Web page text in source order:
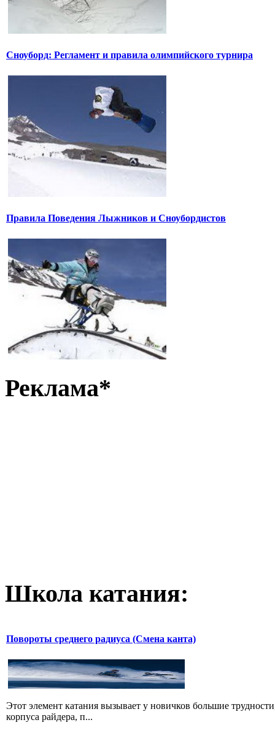
Сноуборд: Регламент и правила олимпийского турнира
Правила Поведения Лыжников и Сноубордистов
Реклама*
Школа катания:
Повороты среднего радиуса (Смена канта)
Этот элемент катания вызывает у новичков большие
корпуса райдера, п...